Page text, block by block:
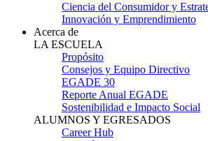
Ciencia del Consumidor y
Innovación y Emprendimiento
Acerca de
LA ESCUELA
Propósito
Consejos y Equipo Directivo
EGADE 30
Reporte Anual EGADE
Sostenibilidad e Impacto Social
ALUMNOS Y EGRESADOS
Career Hub